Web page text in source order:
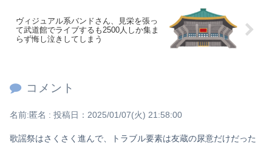
ヴィジュアル系バンドさん、見栄を張っ
て武道館でライブするも2500人しか集ま
らず悔し泣きしてしまう
コメント
名前:匿名 : 投稿日：2025/01/07(火) 21:58:00
歌謡祭はさくさく進んで、トラブル要素は友蔵の尿意だけだった